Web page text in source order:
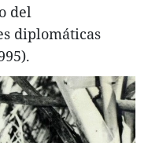
del
diplomáticas